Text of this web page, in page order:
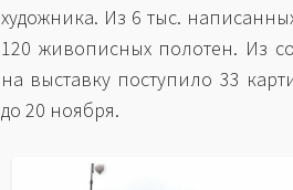
художника. Из 6 тыс.
120 живописных полотен. Из
на выставку поступило 33
до 20 ноября.